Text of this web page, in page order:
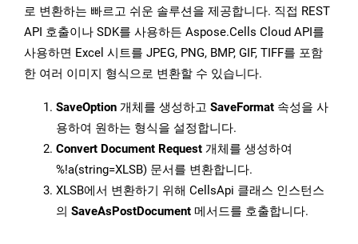
로 변환하는 빠르고 쉬운 솔루션을 제공합니다. 직접 REST
API 호출이나 SDK를 사용하든 Aspose.Cells Cloud API를
사용하면 Excel 시트를 JPEG, PNG, BMP, GIF, TIFF를 포함
한 여러 이미지 형식으로 변환할 수 있습니다.
SaveOption 개체를 생성하고 SaveFormat 속성을 사
용하여 원하는 형식을 설정합니다.
Convert Document Request 개체를 생성하여
%!a(string=XLSB) 문서를 변환합니다.
XLSB에서 변환하기 위해 CellsApi 클래스 인스턴스
의 SaveAsPostDocument 메서드를 호출합니다.